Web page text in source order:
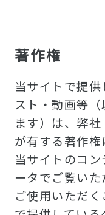
著作権
当サイトで提
スト・動画等
ます）は、弊
が有する著作権
当サイトのコ
ータでご覧い
ご使用いただ